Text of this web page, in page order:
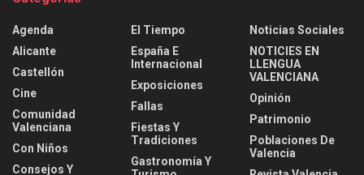
Agenda
Alicante
Castellón
Cine
Comunidad
Valenciana
Con Niños
Consejos Y
El Tiempo
España E
Internacional
Exposiciones
Fallas
Fiestas Y
Tradiciones
Gastronomía Y
Noticias Sociales
NOTICIES EN
LLENGUA
VALENCIANA
Opinión
Patrimonio
Poblaciones De
Valencia